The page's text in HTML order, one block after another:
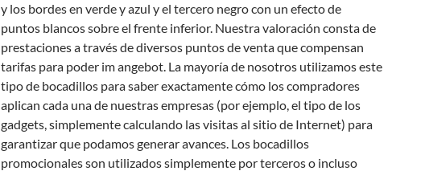
y los bordes en verde y azul y el tercero negro con un efecto de
puntos blancos sobre el frente inferior. Nuestra valoración consta de
prestaciones a través de diversos puntos de venta que compensan
tarifas para poder im angebot. La mayoría de nosotros utilizamos este
tipo de bocadillos para saber exactamente cómo los compradores
aplican cada una de nuestras empresas (por ejemplo, el tipo de los
gadgets, simplemente calculando las visitas al sitio de Internet) para
garantizar que podamos generar avances. Los bocadillos
promocionales son utilizados simplemente por terceros o incluso